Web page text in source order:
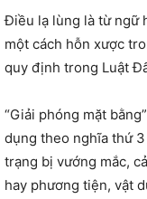
Điều lạ lùng là từ ngữ
một cách hỗn xược
quy định trong Luật
“Giải phóng mặt
dụng theo nghĩa thứ
trạng bị vướng mắc,
hay phương tiện, vật